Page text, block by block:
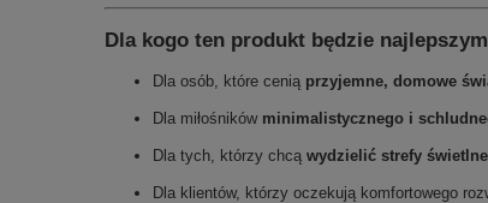
Dla kogo ten produkt będzie
Dla osób, które cenią przyjemne, domowe
Dla miłośników minimalistycznego i
Dla tych, którzy chcą wydzielić strefy świetlne
Dla klientów, którzy oczekują komfortowego